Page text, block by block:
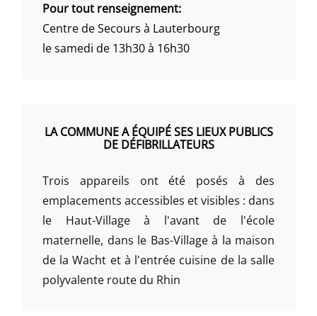
Pour tout renseignement:
Centre de Secours à Lauterbourg
le samedi de 13h30 à 16h30
LA COMMUNE A ÉQUIPÉ SES LIEUX PUBLICS
DE DÉFIBRILLATEURS
Trois appareils ont été posés à des
emplacements accessibles et visibles : dans
le Haut-Village à l'avant de l'école
maternelle, dans le Bas-Village à la maison
de la Wacht et à l'entrée cuisine de la salle
polyvalente route du Rhin